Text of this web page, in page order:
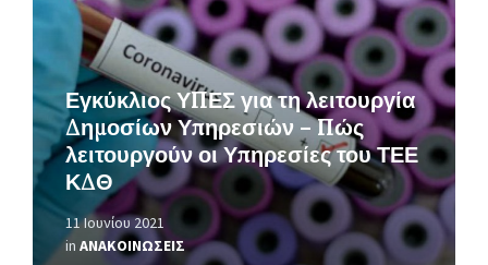
Εγκύκλιος ΥΠΕΣ για τη λειτουργία
Δημοσίων Υπηρεσιών – Πώς
λειτουργούν οι Υπηρεσίες του ΤΕΕ
ΚΔΘ
11 Ιουνίου 2021
in ΑΝΑΚΟΙΝΩΣΕΙΣ